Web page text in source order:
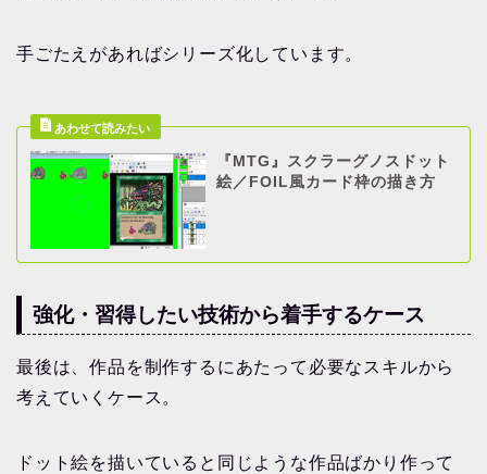
手ごたえがあればシリーズ化しています。
『MTG』スクラーグノスドット
絵／FOIL風カード枠の描き方
強化・習得したい技術から着手するケース
最後は、作品を制作するにあたって必要なスキルから
考えていくケース。
ドット絵を描いていると同じような作品ばかり作って